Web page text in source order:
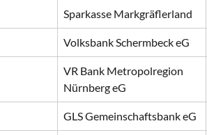
Sparkasse Markgräflerland
Volksbank Schermbeck eG
VR Bank Metropolregion
Nürnberg eG
GLS Gemeinschaftsbank eG